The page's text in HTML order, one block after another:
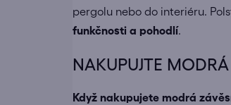
pergolu nebo do interiéru.
funkčnosti a pohodlí.
NAKUPUJTE
Když nakupujete modrá